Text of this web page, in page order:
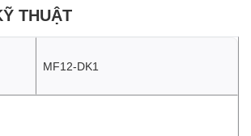
THUẬT
MF12-DK1